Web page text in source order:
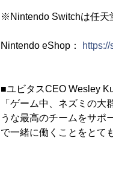
※Nintendo Switchは任天
Nintendo eShop：
■ユビタスCEO Wesley
「ゲーム中、ネズミの
うな最高のチームをサポ
で一緒に働くことをとて